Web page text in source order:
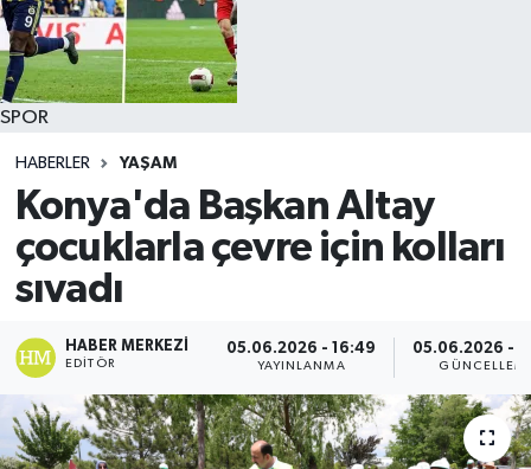
SPOR
HABERLER YAŞAM
Konya'da Başkan Altay
çocuklarla çevre için kolları
sıvadı
HABER MERKEZI
EDITÖR
05.06.2026 - 16:49
YAYINLANMA
05.06.2026 -